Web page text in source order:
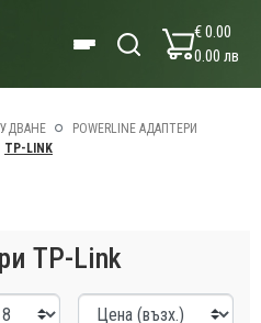
€ 0.00
0.00 лв
POWERLINE АДАПТЕРИ
TP-LINK
TP-Link